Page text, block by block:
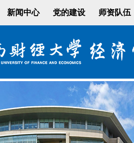
新闻中心 党的建设 师资队伍